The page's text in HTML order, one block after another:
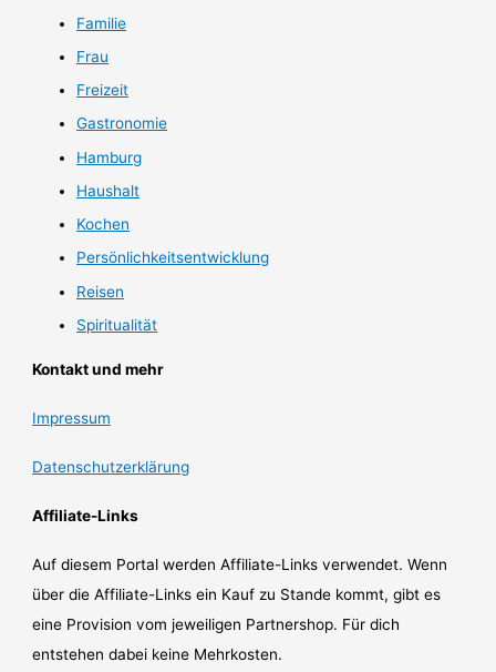
Familie
Frau
Freizeit
Gastronomie
Hamburg
Haushalt
Kochen
Persönlichkeitsentwicklung
Reisen
Spiritualität
Kontakt und mehr
Impressum
Datenschutzerklärung
Affiliate-Links
Auf diesem Portal werden Affiliate-Links verwendet. Wenn
über die Affiliate-Links ein Kauf zu Stande kommt, gibt es
eine Provision vom jeweiligen Partnershop. Für dich
entstehen dabei keine Mehrkosten.